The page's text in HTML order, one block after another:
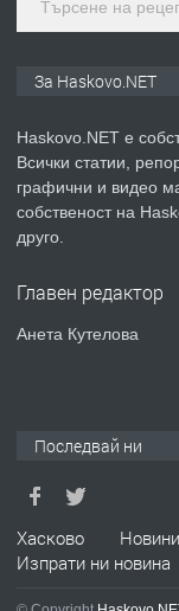
ПРЕДЛАГА
ПРЕДЛАГА
За Haskovo.NET
Haskovo.NET е
Всички статии,
графични и видео
собственост на
друго.
Главен редактор
Анета Кутелова
Последвай ни
Хасково Новини
Изпрати ни новина